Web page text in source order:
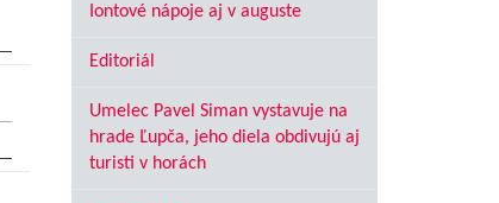
Iontové nápoje aj v auguste
Editoriál
Umelec Pavel Siman vystavuje na
hrade Ľupča, jeho diela obdivujú aj
turisti v horách